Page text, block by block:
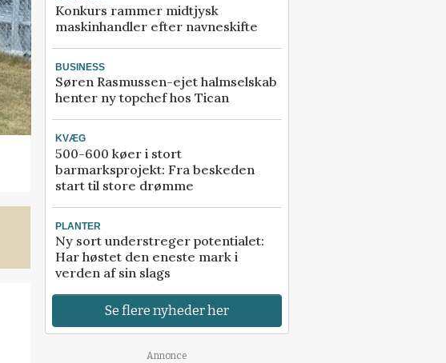
Konkurs rammer midtjysk
maskinhandler efter navneskifte
BUSINESS
Søren Rasmussen-ejet halmselskab
henter ny topchef hos Tican
KVÆG
500-600 køer i stort
barmarksprojekt: Fra beskeden
start til store drømme
PLANTER
Ny sort understreger potentialet:
Har høstet den eneste mark i
verden af sin slags
Se flere nyheder her
Annonce